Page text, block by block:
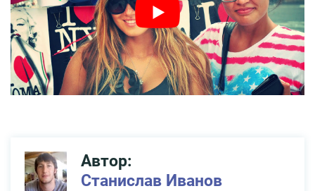
Автор:
Станислав Иванов